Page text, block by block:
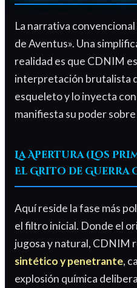
La narrativa
de Aventus». Una
realidad es que CDNIM
interpretación brutalista
esqueleto y lo inyecta
manifiesta su poder sobre
La Apertura (Los
El Grito de
Aquí reside la fase más
el filtro inicial. Donde el
jugosa y natural, CDNIM
sintético y penetrante,
explosión química